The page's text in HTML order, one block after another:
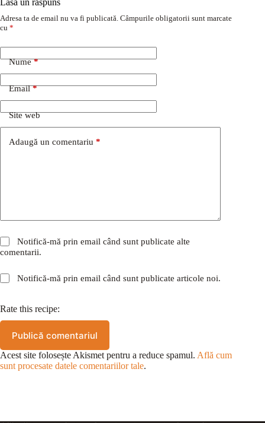
Lasă un răspuns
Adresa ta de email nu va fi publicată. Câmpurile obligatorii sunt marcate
cu *
Nume*
Email*
Site web
Adaugă un comentariu *
Notifică-mă prin email când sunt publicate alte
comentarii.
Notifică-mă prin email când sunt publicate articole noi.
Rate this recipe:
Publică comentariul
Acest site folosește Akismet pentru a reduce spamul. Află cum
sunt procesate datele comentariilor tale.